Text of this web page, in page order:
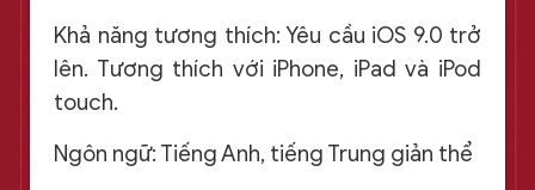
Khả năng tương thích: Yêu cầu iOS 9.0 trở
lên. Tương thích với iPhone, iPad và iPod
touch.
Ngôn ngữ: Tiếng Anh, tiếng Trung giản thể